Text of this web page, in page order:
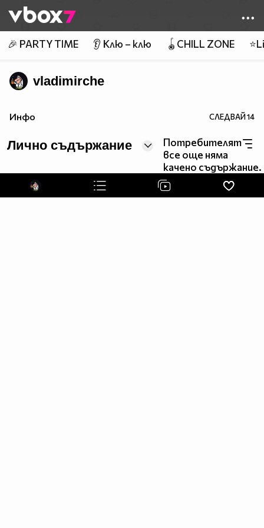
👾
🎉 PARTY TIME 👂 Клю – клю 🪀CHILL ZONE
vladimirche
Инфо СЛЕДВАЙ14
Лично съдържание
Потребителят
все още няма
качено съдържание.